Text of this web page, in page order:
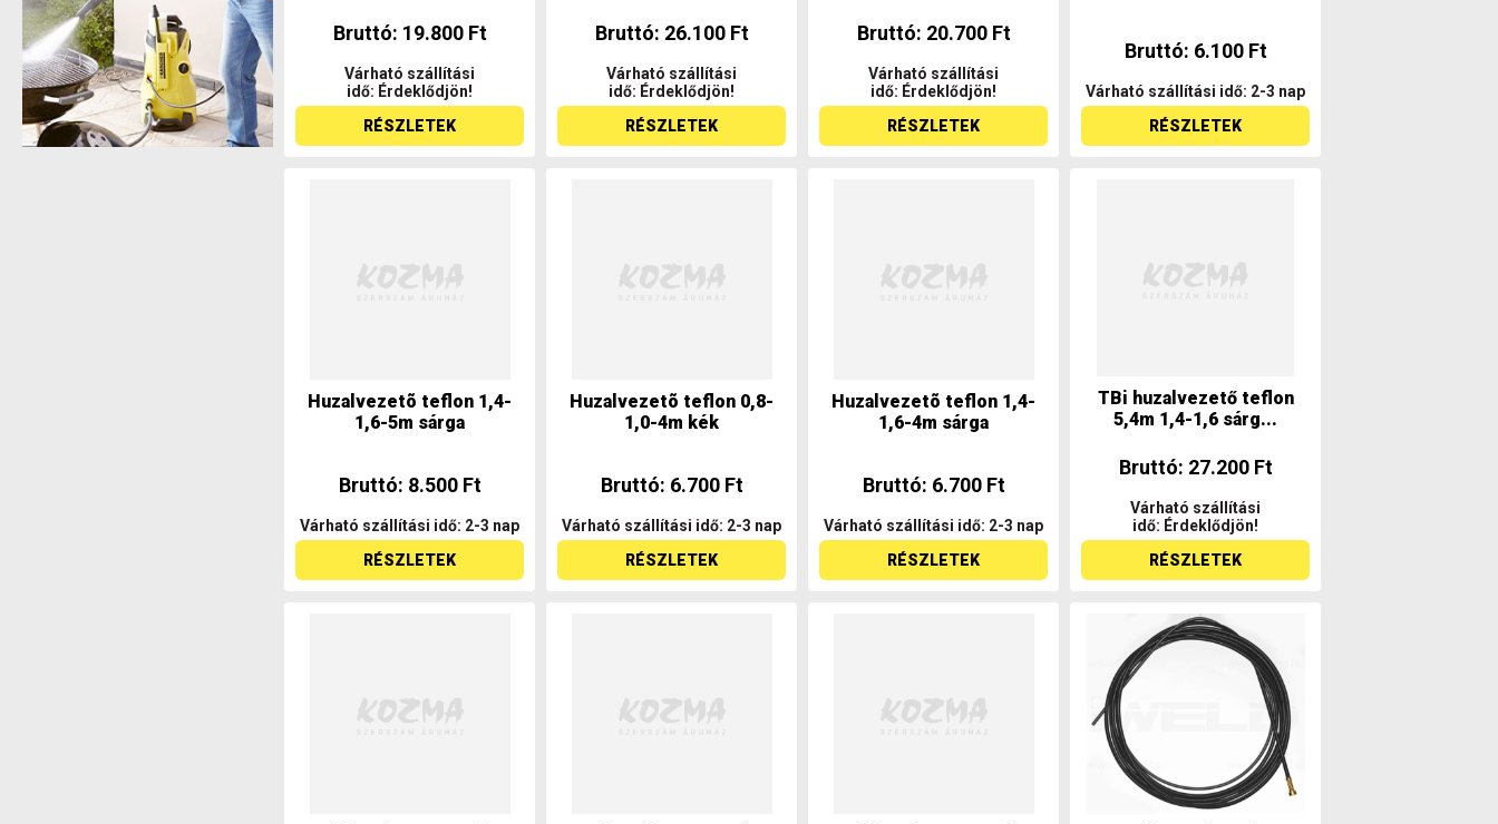
Bruttó: 19.800 Ft
Várható szállítási
idő: Érdeklődjön!
RÉSZLETEK
Bruttó: 26.100 Ft
Várható szállítási
idő: Érdeklődjön!
RÉSZLETEK
Bruttó: 20.700 Ft
Várható szállítási
idő: Érdeklődjön!
RÉSZLETEK
Bruttó: 6.100 Ft
Várható szállítási idő: 2-3 nap
RÉSZLETEK
Huzalvezetõ teflon 1,4-
1,6-5m sárga
Bruttó: 8.500 Ft
Várható szállítási idő: 2-3 nap
RÉSZLETEK
Huzalvezetõ teflon 0,8-
1,0-4m kék
Bruttó: 6.700 Ft
Várható szállítási idő: 2-3 nap
RÉSZLETEK
Huzalvezetõ teflon 1,4-
1,6-4m sárga
Bruttó: 6.700 Ft
Várható szállítási idő: 2-3 nap
RÉSZLETEK
TBi huzalvezető teflon
5,4m 1,4-1,6 sárg...
Bruttó: 27.200 Ft
Várható szállítási
idő: Érdeklődjön!
RÉSZLETEK